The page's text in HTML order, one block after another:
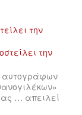
την
αυτογράφων
… απειλεί